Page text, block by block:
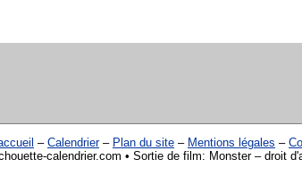
– Calendrier– Plan du site – Mentions légales –
calendrier.com • Sortie de film: Monster – droit